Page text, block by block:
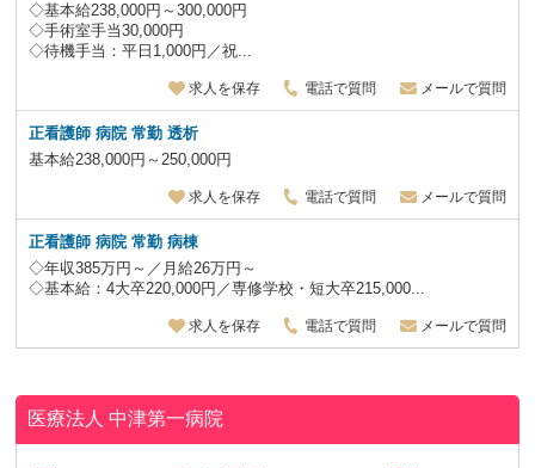
◇基本給238,000円～300,000円
◇手術室手当30,000円
◇待機手当：平日1,000円／祝...
求人を保存 電話で質問 メールで質問
正看護師 病院 常勤 透析
基本給238,000円～250,000円
求人を保存 電話で質問 メールで質問
正看護師 病院 常勤 病棟
◇年収385万円～／月給26万円～
◇基本給：4大卒220,000円／専修学校・短大卒215,000...
求人を保存 電話で質問 メールで質問
医療法人 中津第一病院